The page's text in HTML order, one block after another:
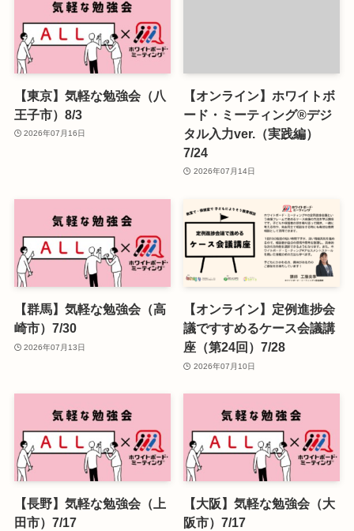
【東京】気軽な勉強会（八
王子市）8/3
2026年07月16日
【オンライン】ホワイトボ
ード・ミーティング®デジ
タル入力ver.（実践編）
7/24
2026年07月14日
【群馬】気軽な勉強会（高
崎市）7/30
2026年07月13日
【オンライン】定例進捗会
議ですすめるケース会議講
座（第24回）7/28
2026年07月10日
【長野】気軽な勉強会（上
田市）7/17
【大阪】気軽な勉強会（大
阪市）7/17